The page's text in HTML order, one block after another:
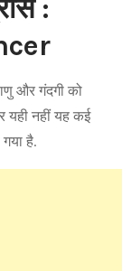
:
और गंदगी को
यही नहीं यह कई
है.